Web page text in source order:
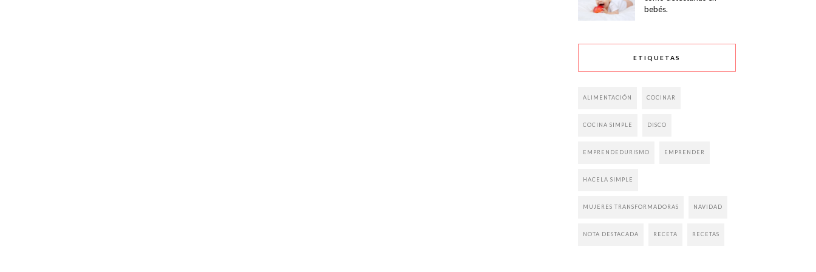
bebés.
ETIQUETAS
ALIMENTACIÓN COCINAR
COCINA SIMPLE DISCO
EMPRENDEDURISMO EMPRENDER
HACELA SIMPLE
MUJERES TRANSFORMADORAS NAVIDAD
NOTA DESTACADA RECETA RECETAS